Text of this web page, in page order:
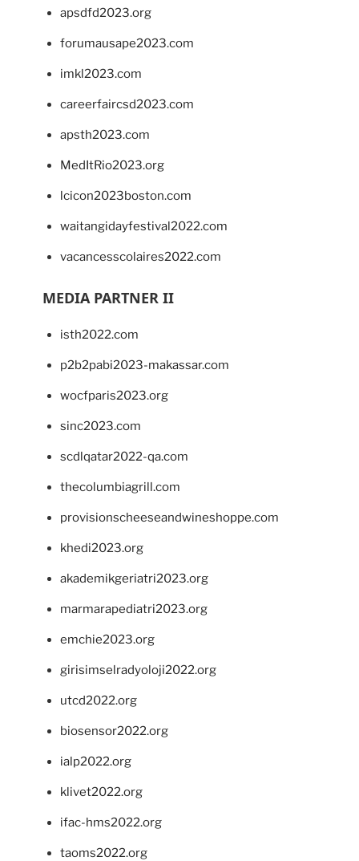
apsdfd2023.org
forumausape2023.com
imkl2023.com
careerfaircsd2023.com
apsth2023.com
MedItRio2023.org
lcicon2023boston.com
waitangidayfestival2022.com
vacancesscolaires2022.com
MEDIA PARTNER II
isth2022.com
p2b2pabi2023-makassar.com
wocfparis2023.org
sinc2023.com
scdlqatar2022-qa.com
thecolumbiagrill.com
provisionscheeseandwineshoppe.com
khedi2023.org
akademikgeriatri2023.org
marmarapediatri2023.org
emchie2023.org
girisimselradyoloji2022.org
utcd2022.org
biosensor2022.org
ialp2022.org
klivet2022.org
ifac-hms2022.org
taoms2022.org